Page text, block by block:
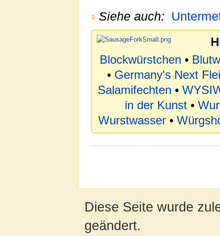
Siehe auch:
Blockwürstchen •
• Germany's Next
Salamifechten •
in der Kunst•
Wurstwasser•
Diese Seite wurde
geändert.